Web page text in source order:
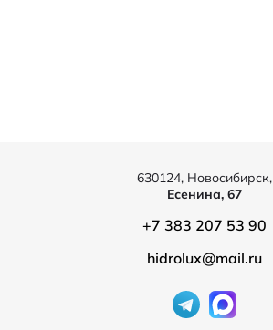
630124, Новосибирск,
Есенина, 67
+7 383 207 53 90
hidrolux@mail.ru